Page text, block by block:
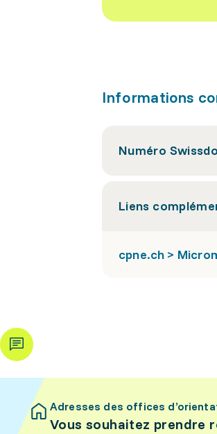
Informations
Numéro
Liens
cpne.ch >
Adresses des offices
Vous souhaitez prendre